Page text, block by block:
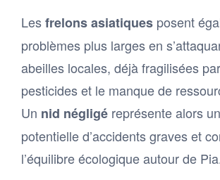
Lesfrelons asiatiques posent
problèmes plus larges en
abeilles locales, déjà fragilisées
pesticides et le manque de
Un nid négligé représente alors
potentielle d’accidents graves et
l’équilibre écologique autour de